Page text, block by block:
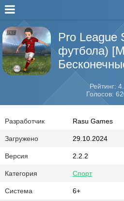
Pro League
футбола)
Рейтинг:
Голосов:
Разработчик Rasu Games
Загружено 29.10.2024
Версия 2.2.2
Категория Спорт
Система 6+